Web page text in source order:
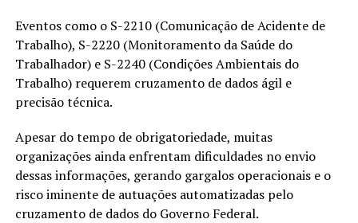
Eventos como o S-2210 (Comunicação de Acidente de
Trabalho), S-2220 (Monitoramento da Saúde do
Trabalhador) e S-2240 (Condições Ambientais do
Trabalho) requerem cruzamento de dados ágil e
precisão técnica.
Apesar do tempo de obrigatoriedade, muitas
organizações ainda enfrentam dificuldades no envio
dessas informações, gerando gargalos operacionais e o
risco iminente de autuações automatizadas pelo
cruzamento de dados do Governo Federal.